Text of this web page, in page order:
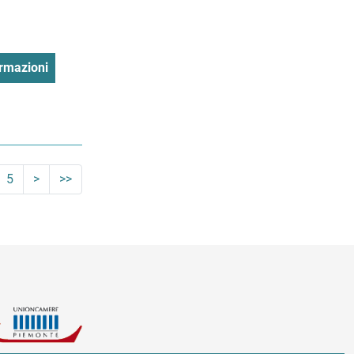
5 > >>